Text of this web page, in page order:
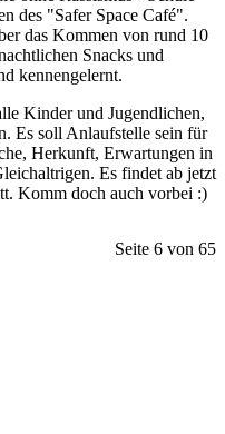
des "Safer Space Café".
das Kommen von rund 10
Snacks und
kennengelernt.
Kinder und Jugendlichen,
Es soll Anlaufstelle sein für
Herkunft, Erwartungen in
Es findet ab jetzt
Komm doch auch vorbei :)
Seite 6 von 65